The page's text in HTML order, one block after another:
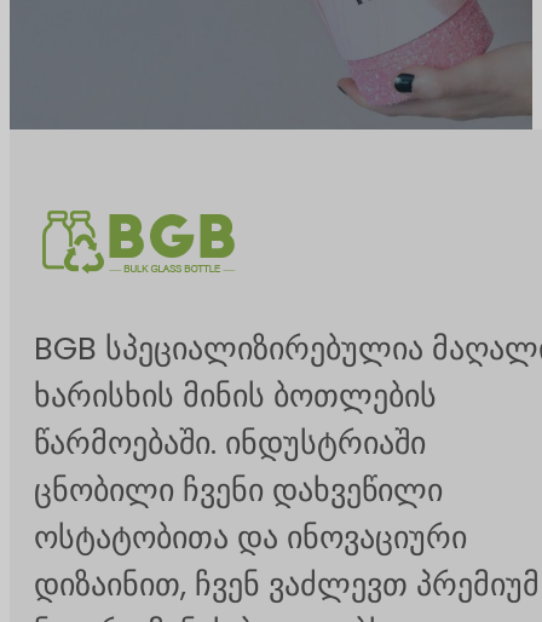
BGB სპეციალიზირებულია
ხარისხის მინის ბოთლების
წარმოებაში. ინდუსტრიაში
ცნობილი ჩვენი დახვეწილი
ოსტატობითა და ინოვაციური
დიზაინით, ჩვენ ვაძლევთ პრემიუმ